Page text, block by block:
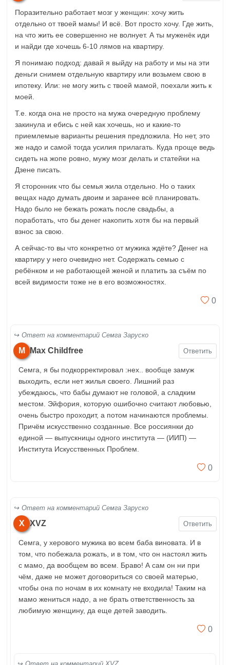
Поразительно работает мозг у женщин: хочу жить
отдельно от твоей мамы! И всё. Вот просто хочу. Где жить,
на что жить ее совершенно не волнует. А ты муженёк иди
и найди где хочешь 6-10 лямов на квартиру.
Я понимаю подход: давай я выйду на работу и мы на эти
деньги снимем отдельную квартиру или возьмем свою в
ипотеку. Или: не могу жить с твоей мамой, поехали жить к
моей.
Т.е. когда она не просто на мужа очередную проблему
закинула и ебись с ней как хочешь, но и какие-то
приемлемые варианты решения предложила. Но нет, это
же надо и самой тогда усилия прилагать. Куда проще ведь
сидеть на жопе ровно, мужу мозг делать и статейки на
Дзене писать.
Я сторонник что бы семья жила отдельно. Но о таких
вещах надо думать двоим и заранее всё планировать.
Надо было не бежать рожать после свадьбы, а
поработать, что бы денег накопить хотя бы на первый
взнос за свою.
А сейчас-то вы что конкретно от мужика ждёте? Денег на
квартиру у него очевидно нет. Содержать семью с
ребёнком и не работающей женой и платить за съём по
всей видимости тоже не в его возможностях.
0
Ответ на комментарий Семга Заруско
M Max Childfree Ответить
Семга, я бы подкорректировал :нех.. вообще замуж
выходить, если нет жилья своего. Лишний раз
убеждаюсь, что бабы думают не головой, а сладким
местом. Эйфория, которую ошибочно считают любовью,
очень быстро проходит, а потом начинаются проблемы.
Причём искусственно созданные. Все россиянки до
единой — выпускницы одного института — (ИИП) —
Института Искусственных Проблем.
0
Ответ на комментарий Семга Заруско
X XVZ Ответить
Семга, у херового мужика во всем баба виновата. И в
том, что побежала рожать, и в том, что он настоял жить
с мамо, да вообщем во всем. Браво! А сам он ни при
чём, даже не может договориться со своей матерью,
чтобы она по ночам в их комнату не входила! Таким на
мамо жениться надо, а не брать ответственность за
любимую женщину, да еще детей заводить.
0